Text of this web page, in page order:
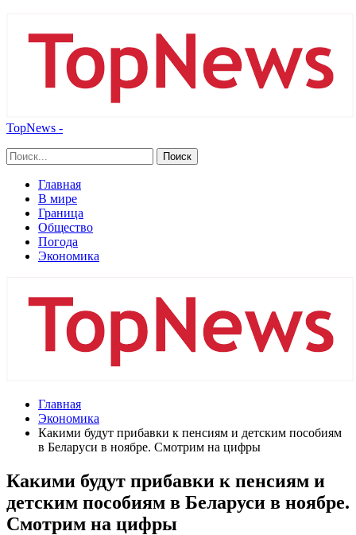
TopNews -
Главная
В мире
Граница
Общество
Погода
Экономика
Главная
Экономика
Какими будут прибавки к пенсиям и детским пособиям
в Беларуси в ноябре. Смотрим на цифры
Какими будут прибавки к пенсиям и
детским пособиям в Беларуси в ноябре.
Смотрим на цифры